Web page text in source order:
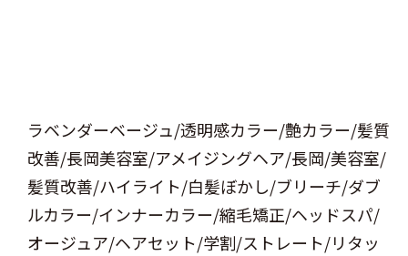
ラベンダーベージュ/透明感カラー/艶カラー/髪質
改善/長岡美容室/アメイジングヘア/長岡/美容室/
髪質改善/ハイライト/白髪ぼかし/ブリーチ/ダブ
ルカラー/インナーカラー/縮毛矯正/ヘッドスパ/
オージュア/ヘアセット/学割/ストレート/リタッ